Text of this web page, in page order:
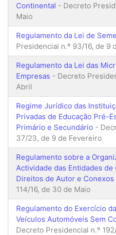
Continental - Decreto
Maio
Regulamento da Lei de
Presidencial n.º 93/16, de 9
Regulamento da Lei das
Empresas - Decreto
Abril
Regime Jurídico das
Privadas de Educação Pré-
Primário e Secundário -
37/23, de 9 de Fevereiro
Regulamento sobre a
Actividade das Entidades
Direitos de Autor e Conexos
114/16, de 30 de Maio
Regulamento do Exercício
Veículos Automóveis Sem
Decreto Presidencial n.º